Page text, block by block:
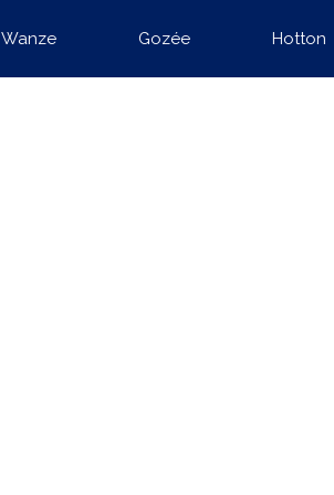
Wanze Gozée Hotton